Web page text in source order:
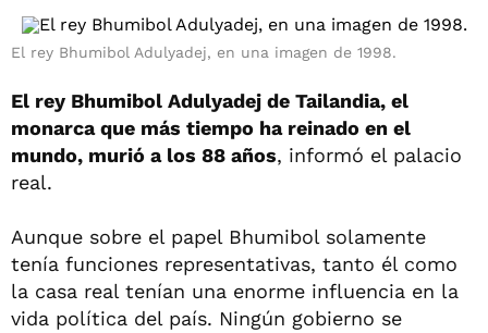
El rey Bhumibol Adulyadej, en una imagen de 1998.
El rey Bhumibol Adulyadej de Tailandia, el
monarca que más tiempo ha reinado en el
mundo, murió a los 88 años, informó el palacio
real.
Aunque sobre el papel Bhumibol solamente
tenía funciones representativas, tanto él como
la casa real tenían una enorme influencia en la
vida política del país. Ningún gobierno se